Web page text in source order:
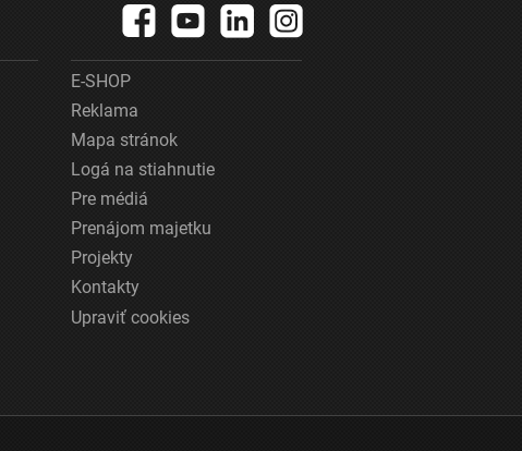
E-SHOP
Reklama
Mapa stránok
Logá na stiahnutie
Pre médiá
Prenájom majetku
Projekty
Kontakty
Upraviť cookies